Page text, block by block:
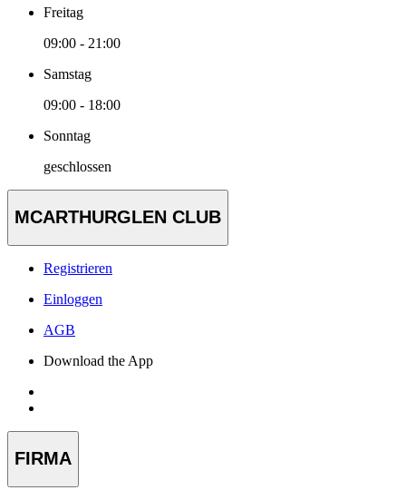
Freitag
09:00 - 21:00
Samstag
09:00 - 18:00
Sonntag
geschlossen
MCARTHURGLEN CLUB
Registrieren
Einloggen
AGB
Download the App
FIRMA